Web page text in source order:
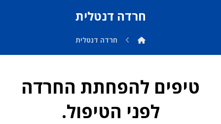
חרדה דנטלית
חרדה דנטלית
טיפים להפחתת החרדה
לפני הטיפול.